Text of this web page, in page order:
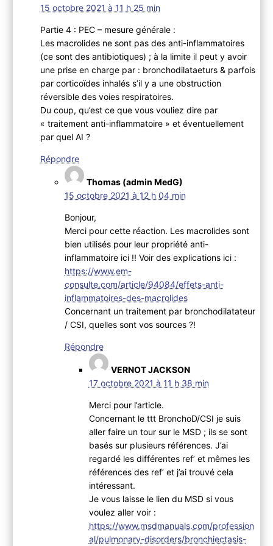
15 octobre 2021 à 11 h 25 min
Partie 4 : PEC – mesure générale :
Les macrolides ne sont pas des anti-inflammatoires
(ce sont des antibiotiques) ; à la limite il peut y avoir
une prise en charge par : bronchodilataeturs & parfois
par corticoïdes inhalés s’il y a une obstruction
réversible des voies respiratoires.
Du coup, qu’est ce que vous vouliez dire par
« traitement anti-inflammatoire » et éventuellement
par quel AI ?
Répondre
Thomas (admin MedG)
15 octobre 2021 à 12 h 04 min
Bonjour,
Merci pour cette réaction. Les macrolides sont
bien utilisés pour leur propriété anti-
inflammatoire ici !! Voir des explications ici :
https://www.em-
consulte.com/article/94084/effets-anti-
inflammatoires-des-macrolides
Concernant un traitement par bronchodilatateur
/ CSI, quelles sont vos sources ?!
Répondre
VERNOT JACKSON
17 octobre 2021 à 11 h 38 min
Merci pour l’article.
Concernant le ttt BronchoD/CSI je suis
aller faire un tour sur le MSD ; ils se sont
basés sur plusieurs références. J’ai
regardé les différentes ref’ et mêmes les
références des ref’ et j’ai trouvé cela
intéressant.
Je vous laisse le lien du MSD si vous
voulez aller voir :
https://www.msdmanuals.com/profession
al/pulmonary-disorders/bronchiectasis-